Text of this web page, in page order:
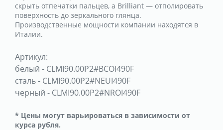
скрыть отпечатки пальцев, а Brilliant — отполировать
поверхность до зеркального глянца.
Производственные мощности компании находятся в
Италии.
Артикул:
белый - CLMI90.00P2#BCOI490F
сталь- CLMI90.00P2#NEUI490F
черный - CLMI90.00P2#NROI490F
* Цены могут варьироваться в зависимости от
курса рубля.